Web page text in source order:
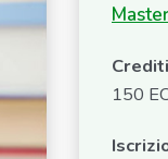
Master
Crediti
150